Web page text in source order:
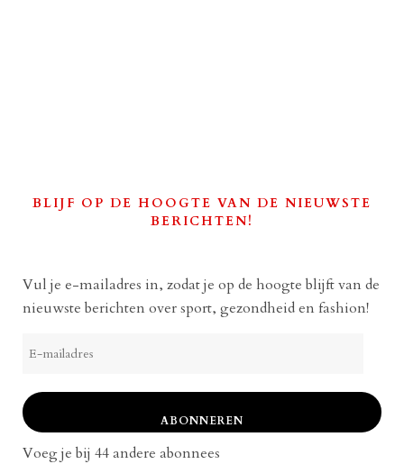
BLIJF OP DE HOOGTE VAN DE NIEUWSTE
BERICHTEN!
Vul je e-mailadres in, zodat je op de hoogte blijft van de
nieuwste berichten over sport, gezondheid en fashion!
mailadres
ABONNEREN
Voeg je bij 44 andere abonnees